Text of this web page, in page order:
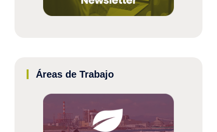
Áreas de Trabajo